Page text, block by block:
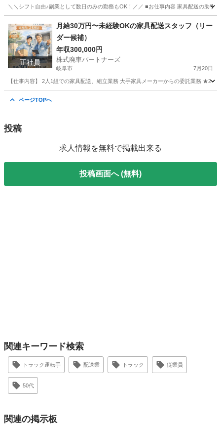
＼＼シフト自由♪副業として数日のみの勤務もOK！／／ ■お仕事内容 家具配送の助手
配送 岐阜 各務原市 配送 給料
正社員
月給30万円〜未経験OKの家具配送スタッフ（リー
ダー候補）
年収300,000円
株式廃車パートナーズ
岐阜市 7月20日
【仕事内容】 2人1組での家具配送、組立業務 大手家具メーカーからの委託業務 ★2
ページTOPへ
投稿
求人情報を無料で掲載出来る
投稿画面へ (無料)
関連キーワード検索
トラック運転手 配送業 トラック 従業員
50代
関連の掲示板